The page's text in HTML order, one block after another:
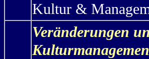
Kultur &
Veränderungen